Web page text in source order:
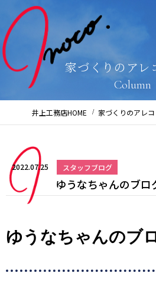
家づくりのアレ
Column
井上工務店HOME 家づくりのアレ
2022.07.25 スタッフブログ
ゆうなちゃんのブロ
ゆうなちゃんのブ